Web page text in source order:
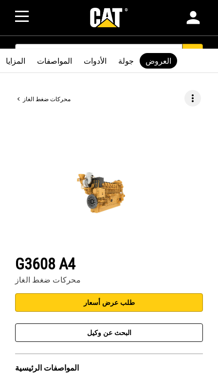
person
SEARCH
محركات ضغط الغاز more_vert
G3608 A4
محركات ضغط الغاز
طلب عرض أسعار
البحث عن وكيل
المواصفات الرئيسية
المزايا المواصفات الأدوات جولة العروض